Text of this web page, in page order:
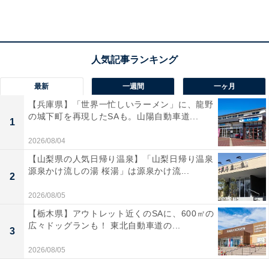
最新 一週間 一ヶ月
1
【兵庫県】「世界一忙しいラーメン」に、龍野
の城下町を再現したSAも。山陽自動車道...
2026/08/04
2
【山梨県の人気日帰り温泉】「山梨日帰り温泉
源泉かけ流しの湯 桜湯」は源泉かけ流...
2026/08/05
3
【栃木県】アウトレット近くのSAに、600㎡の
広々ドッグランも！ 東北自動車道の...
2026/08/05